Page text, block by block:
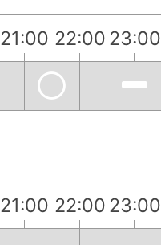
21:00 22:00 23:00
21:00 22:00 23:00